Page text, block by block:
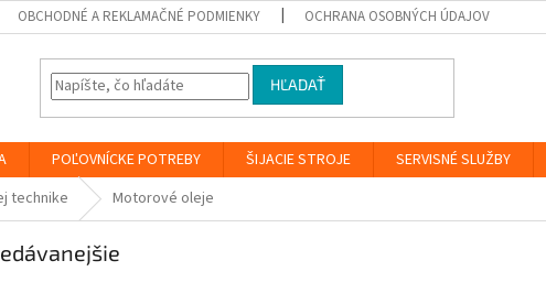
OBCHODNÉ A REKLAMAČNÉ PODMIENKY OCHRANA OSOBNÝCH ÚDAJOV
HĽADAŤ
POĽOVNÍCKE POTREBY ŠIJACIE STROJE SERVISNÉ SLUŽBY
technike Motorové oleje